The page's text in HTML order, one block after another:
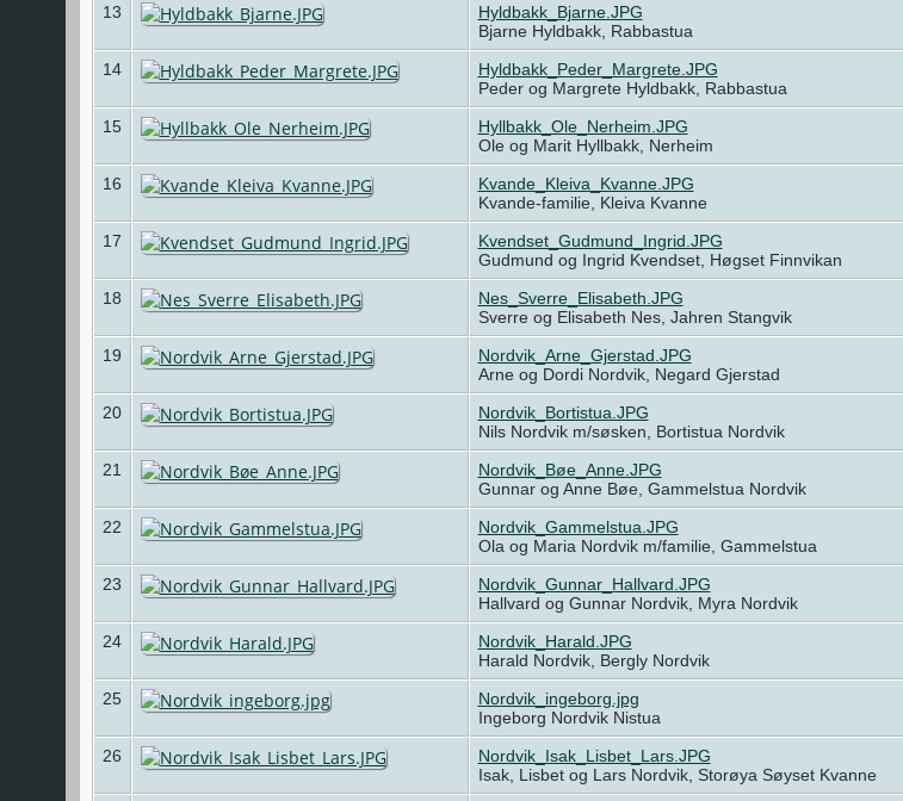
13
Hyldbakk_Bjarne.JPG
Bjarne Hyldbakk, Rabbastua
14
Hyldbakk_Peder_Margrete.JPG
Peder og Margrete Hyldbakk, Rabbastua
15
Hyllbakk_Ole_Nerheim.JPG
Ole og Marit Hyllbakk, Nerheim
16
Kvande_Kleiva_Kvanne.JPG
Kvande-familie, Kleiva Kvanne
17
Kvendset_Gudmund_Ingrid.JPG
Gudmund og Ingrid Kvendset, Høgset Finnvikan
18
Nes_Sverre_Elisabeth.JPG
Sverre og Elisabeth Nes, Jahren Stangvik
19
Nordvik_Arne_Gjerstad.JPG
Arne og Dordi Nordvik, Negard Gjerstad
20
Nordvik_Bortistua.JPG
Nils Nordvik m/søsken, Bortistua Nordvik
21
Nordvik_Bøe_Anne.JPG
Gunnar og Anne Bøe, Gammelstua Nordvik
22
Nordvik_Gammelstua.JPG
Ola og Maria Nordvik m/familie, Gammelstua
23
Nordvik_Gunnar_Hallvard.JPG
Hallvard og Gunnar Nordvik, Myra Nordvik
24
Nordvik_Harald.JPG
Harald Nordvik, Bergly Nordvik
25
Nordvik_ingeborg.jpg
Ingeborg Nordvik Nistua
26
Nordvik_Isak_Lisbet_Lars.JPG
Isak, Lisbet og Lars Nordvik, Storøya Søyset Kvanne